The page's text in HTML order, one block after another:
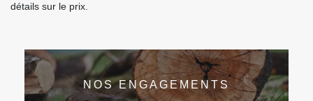
détails sur le prix.
NOS ENGAGEMENTS